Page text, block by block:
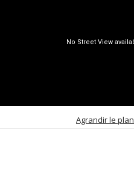
Agrandir le plan